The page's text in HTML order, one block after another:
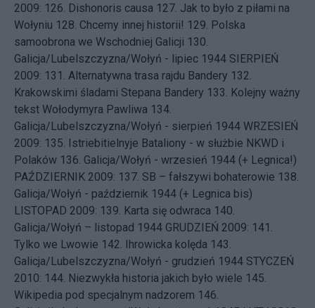
2009: 126. Dishonoris causa 127. Jak to było z piłami na
Wołyniu 128. Chcemy innej historii! 129. Polska
samoobrona we Wschodniej Galicji 130.
Galicja/Lubelszczyzna/Wołyń - lipiec 1944 SIERPIEŃ
2009: 131. Alternatywna trasa rajdu Bandery 132.
Krakowskimi śladami Stepana Bandery 133. Kolejny ważny
tekst Wołodymyra Pawliwa 134.
Galicja/Lubelszczyzna/Wołyń - sierpień 1944 WRZESIEŃ
2009: 135. Istriebitielnyje Bataliony - w służbie NKWD i
Polaków 136. Galicja/Wołyń - wrzesień 1944 (+ Legnica!)
PAŹDZIERNIK 2009: 137. SB – fałszywi bohaterowie 138.
Galicja/Wołyń - październik 1944 (+ Legnica bis)
LISTOPAD 2009: 139. Karta się odwraca 140.
Galicja/Wołyń – listopad 1944 GRUDZIEŃ 2009: 141.
Tylko we Lwowie 142. Ihrowicka kolęda 143.
Galicja/Lubelszczyzna/Wołyń - grudzień 1944 STYCZEŃ
2010: 144. Niezwykła historia jakich było wiele 145.
Wikipedia pod specjalnym nadzorem 146.